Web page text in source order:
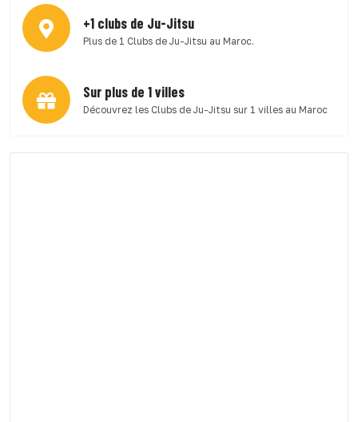
+1 clubs de Ju-Jitsu
Plus de 1 Clubs de Ju-Jitsu au Maroc.
Sur plus de 1 villes
Découvrez les Clubs de Ju-Jitsu sur 1 villes au Maroc